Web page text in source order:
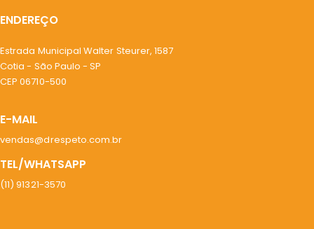
ENDEREÇO
Estrada Municipal Walter Steurer, 1587
Cotia - São Paulo - SP
CEP 06710-500
E-MAIL
vendas@drespeto.com.br
TEL/WHATSAPP
(11) 91321-3570